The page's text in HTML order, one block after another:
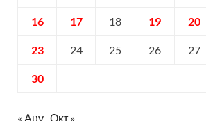
16 17 18 19 20
23 24 25 26 27
30
« Αυγ Οκτ »